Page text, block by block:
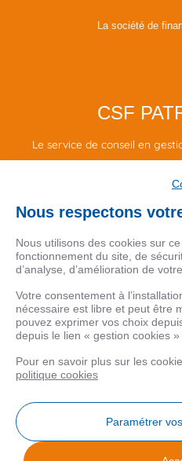
La société de
CSF
Le service de conseil en
Données
Nous respectons
Nous utilisons des cookies sur
fonctionnement du site, de
d’analyse, d’amélioration de
Votre consentement à
nécessaire est libre et peut être
pouvez exprimer vos choix
depuis le lien « gestion cookies
Pour en savoir plus sur les
politique cookies
Paramétrer